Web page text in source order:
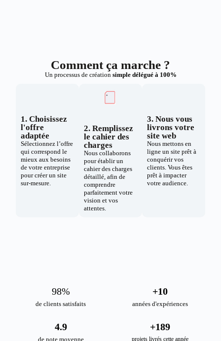
Comment ça marche ?
Un processus de création simple délégué à 100%
1. Choisissez
l'offre
adaptée
Sélectionnez l’offre
qui correspond le
mieux aux besoins
de votre entreprise
pour créer un site
sur-mesure.
2. Remplissez
le cahier des
charges
Nous collaborons
pour établir un
cahier des charges
détaillé, afin de
comprendre
parfaitement votre
vision et vos
attentes.
3. Nous vous
livrons votre
site web
Nous mettons en
ligne un site prêt à
conquérir vos
clients. Vous êtes
prêt à impacter
votre audience.
de clients satisfaits
98%
années d'expériences
+10
de note moyenne
4.9
projets livrés cette année
+189